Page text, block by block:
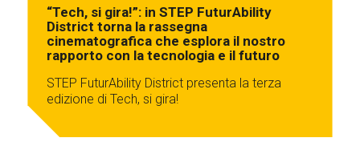
“Tech, si gira!”: in STEP FuturAbility
District torna la rassegna
cinematografica che esplora il nostro
rapporto con la tecnologia e il futuro
STEP FuturAbility District presenta la terza
edizione di Tech, si gira!